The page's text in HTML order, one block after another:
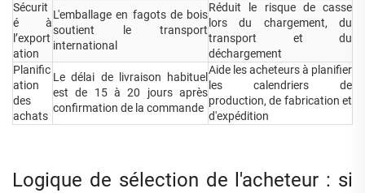
Sécurit
é à
l’export
ation
L'emballage en fagots de bois
soutient le transport
international
Réduit le risque de casse
lors du chargement, du
transport et du
déchargement
Planific
ation
des
achats
Le délai de livraison habituel
est de 15 à 20 jours après
confirmation de la commande
Aide les acheteurs à planifier
les calendriers de
production, de fabrication et
d'expédition
Logique de sélection de l'acheteur : si